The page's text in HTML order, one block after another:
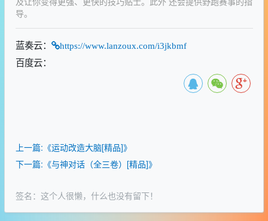
导。
蓝奏云： https://www.lanzoux.com/i3jkbmf
百度云：
上一篇:《运动改造大脑[精品]》
下一篇:《与神对话（全三卷）[精品]》
签名：这个人很懒，什么也没有留下！